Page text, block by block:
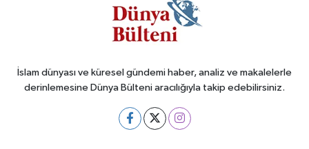
İslam dünyası ve küresel gündemi haber, analiz ve makalelerle
derinlemesine Dünya Bülteni aracılığıyla takip edebilirsiniz.